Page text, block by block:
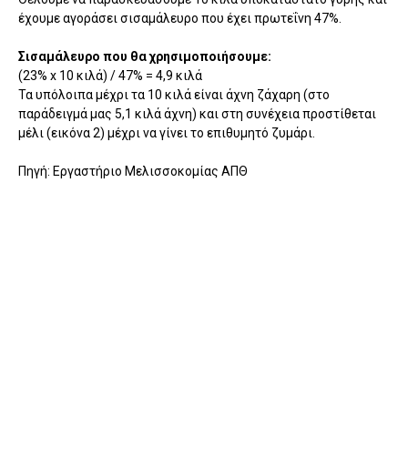
έχουμε αγοράσει σισαμάλευρο που έχει πρωτεΐνη 47%.
Σισαμάλευρο που θα χρησιμοποιήσουμε:
(23% x 10 κιλά) / 47% = 4,9 κιλά
Τα υπόλοιπα μέχρι τα 10 κιλά είναι άχνη ζάχαρη (στο
παράδειγμά μας 5,1 κιλά άχνη) και στη συνέχεια προστίθεται
μέλι (εικόνα 2) μέχρι να γίνει το επιθυμητό ζυμάρι.
Πηγή: Εργαστήριο Μελισσοκομίας ΑΠΘ